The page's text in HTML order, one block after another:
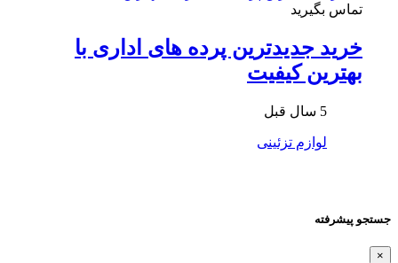
تماس بگیرید
خرید جدیدترین پرده های اداری با
بهترین کیفیت
5 سال قبل
لوازم تزئینی
جستجو پیشرفته
×